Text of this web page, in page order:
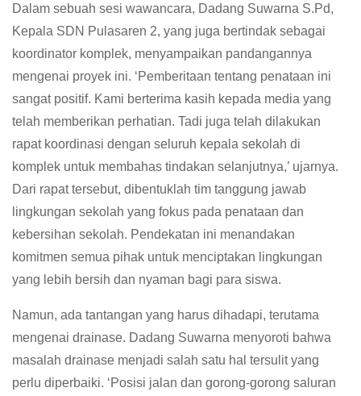
Dalam sebuah sesi wawancara, Dadang Suwarna S.Pd,
Kepala SDN Pulasaren 2, yang juga bertindak sebagai
koordinator komplek, menyampaikan pandangannya
mengenai proyek ini. ‘Pemberitaan tentang penataan ini
sangat positif. Kami berterima kasih kepada media yang
telah memberikan perhatian. Tadi juga telah dilakukan
rapat koordinasi dengan seluruh kepala sekolah di
komplek untuk membahas tindakan selanjutnya,’ ujarnya.
Dari rapat tersebut, dibentuklah tim tanggung jawab
lingkungan sekolah yang fokus pada penataan dan
kebersihan sekolah. Pendekatan ini menandakan
komitmen semua pihak untuk menciptakan lingkungan
yang lebih bersih dan nyaman bagi para siswa.
Namun, ada tantangan yang harus dihadapi, terutama
mengenai drainase. Dadang Suwarna menyoroti bahwa
masalah drainase menjadi salah satu hal tersulit yang
perlu diperbaiki. ‘Posisi jalan dan gorong-gorong saluran